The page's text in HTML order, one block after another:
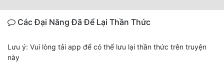
Các Đại Năng Đã Để Lại Thần Thức
Lưu ý: Vui lòng tải app để có thể lưu lại thần thức trên truyện
này